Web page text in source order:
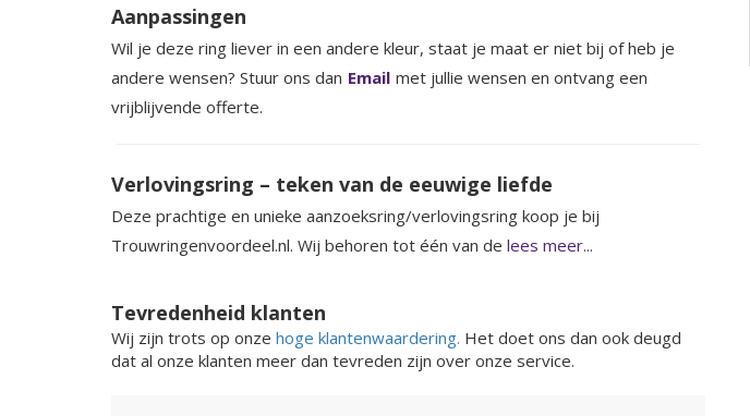
Aanpassingen
Wil je deze ring liever in een andere kleur, staat je maat er niet bij of heb je
andere wensen? Stuur ons dan Email met jullie wensen en ontvang een
vrijblijvende offerte.
Verlovingsring – teken van de eeuwige liefde
Deze prachtige en unieke aanzoeksring/verlovingsring koop je bij
Trouwringenvoordeel.nl. Wij behoren tot één van de lees meer...
Tevredenheid klanten
Wij zijn trots op onze hoge klantenwaardering. Het doet ons dan ook deugd
dat al onze klanten meer dan tevreden zijn over onze service.